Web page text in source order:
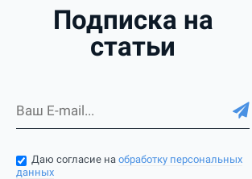
Подписка на
статьи
Даю согласие наобработку персональных
данных